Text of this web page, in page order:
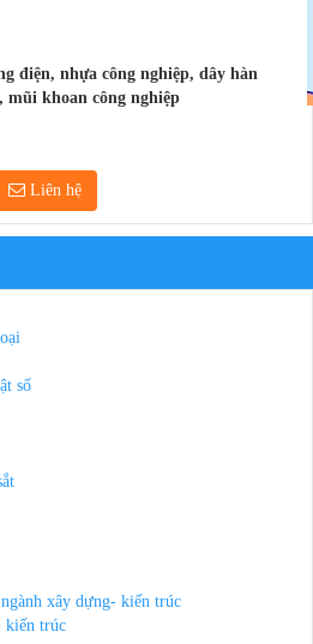
điện, nhựa công nghiệp, dây hàn
mũi khoan công nghiệp
Liên hệ
số
xây dựng- kiến trúc
kiến trúc